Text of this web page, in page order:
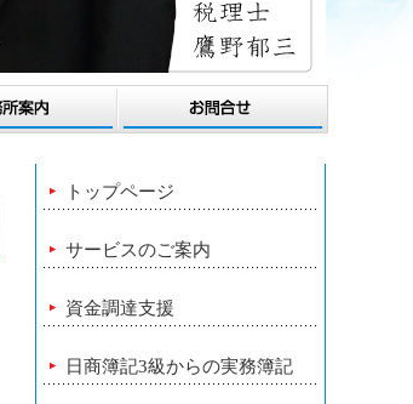
トップページ
サービスのご案内
資金調達支援
日商簿記3級からの実務簿記